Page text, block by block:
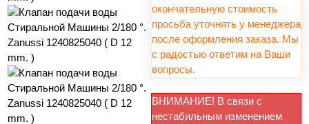
окончательную стоимость
просьба уточнять у менеджера
после оформления заказа. Мы
с радостью ответим на Ваши
вопросы.
ВНИМАНИЕ! В связи с
нестабильным изменением